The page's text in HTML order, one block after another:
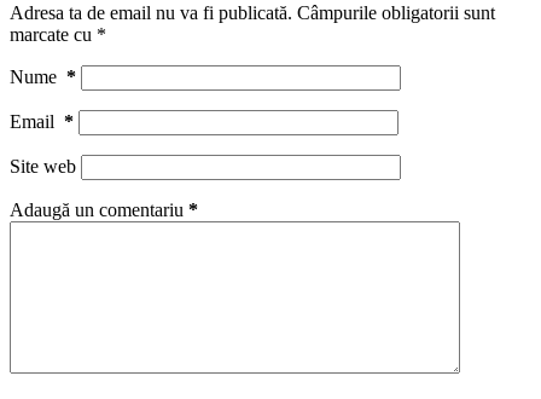
Adresa ta de email nu va fi publicată. Câmpurile obligatorii sunt
marcate cu *
Nume *
Email *
Site web
Adaugă un comentariu *